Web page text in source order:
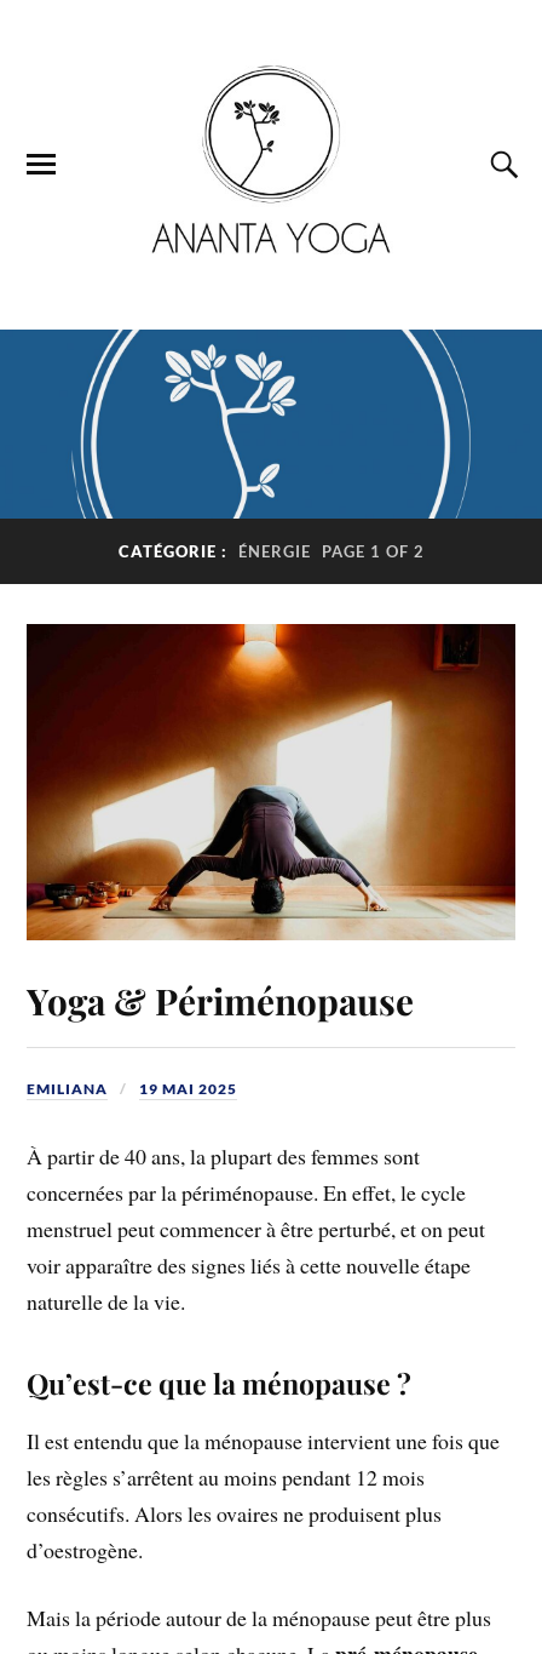
CATÉGORIE : ÉNERGIE PAGE 1 OF 2
Yoga & Périménopause
EMILIANA 19 MAI 2025
À partir de 40 ans, la plupart des femmes sont
concernées par la périménopause. En effet, le cycle
menstruel peut commencer à être perturbé, et on peut
voir apparaître des signes liés à cette nouvelle étape
naturelle de la vie.
Qu’est-ce que la ménopause ?
Il est entendu que la ménopause intervient une fois que
les règles s’arrêtent au moins pendant 12 mois
consécutifs. Alors les ovaires ne produisent plus
d’oestrogène.
Mais la période autour de la ménopause peut être plus